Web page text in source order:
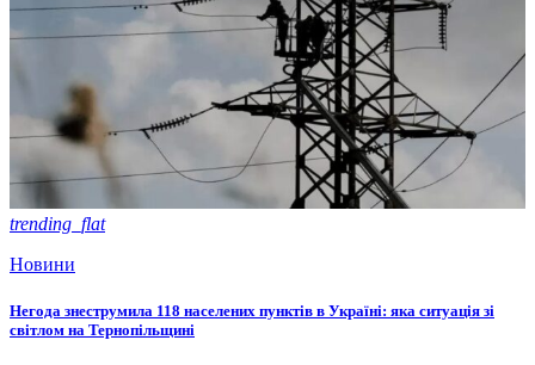
trending_flat
Новини
Негода знеструмила 118 населених пунктів в Україні: яка ситуація зі
світлом на Тернопільщині